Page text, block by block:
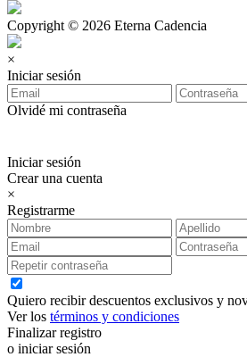
Copyright © 2026 Eterna Cadencia
×
Iniciar sesión
Olvidé mi contraseña
Iniciar sesión
Crear una cuenta
×
Registrarme
Quiero recibir descuentos exclusivos y
Ver los términos y condiciones
Finalizar registro
o iniciar sesión